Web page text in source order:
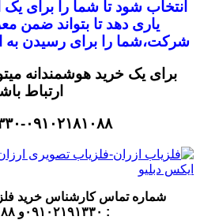
انتخاب شودتا شما را برای
یاری دهد تا بتواند ضمن
شرکت،شما را برای رسیدن به
برای یک خرید هوشمندانه
ارتباط
۰۹۱۰۲۱۹۱۳۳۰-
شماره تماس کارشناس خرید
: ۰۹۱۰۲۱۹۱۳۳۰و ۰۹۱۰۲۱۸۱۰۸۸